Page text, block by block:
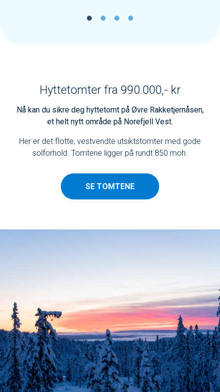
Hyttetomter fra 990.000,- kr
Nå kan du sikre deg hyttetomt på Øvre Rakketjernåsen,
et helt nytt område på Norefjell Vest.
Her er det flotte, vestvendte utsiktstomter med gode
solforhold. Tomtene ligger på rundt 850 moh.
SE TOMTENE